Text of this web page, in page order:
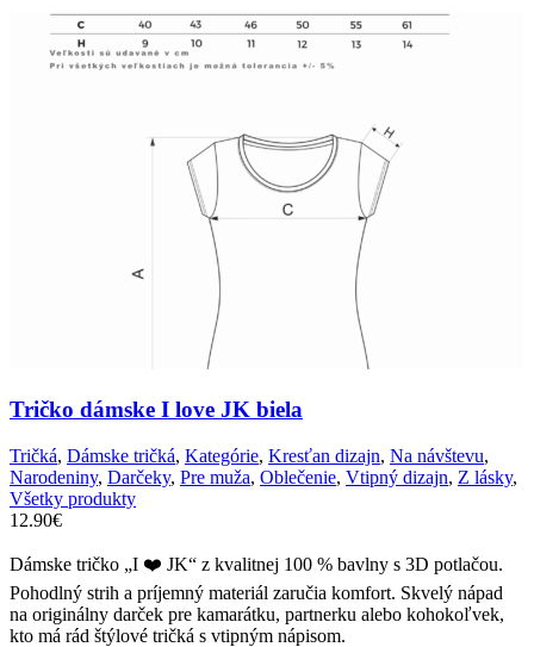
Tričko dámske I love JK biela
Tričká, Dámske tričká, Kategórie, Kresťan dizajn, Na návštevu,
Narodeniny, Darčeky, Pre muža, Oblečenie, Vtipný dizajn, Z lásky,
Všetky produkty
12.90€
Dámske tričko „I ❤️ JK“ z kvalitnej 100 % bavlny s 3D potlačou.
Pohodlný strih a príjemný materiál zaručia komfort. Skvelý nápad
na originálny darček pre kamarátku, partnerku alebo kohokoľvek,
kto má rád štýlové tričká s vtipným nápisom.